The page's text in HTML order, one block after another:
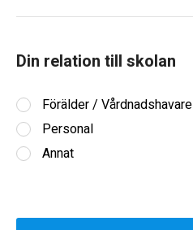
Din relation till skolan
Förälder / Vårdnadshavare
Personal
Annat